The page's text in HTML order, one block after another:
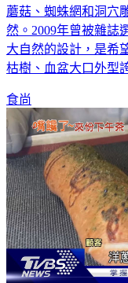
蘑菇、蜘蛛網和洞穴
然。2009年曾被雜誌
大自然的設計，是希
枯樹、血盆大口外型
食尚